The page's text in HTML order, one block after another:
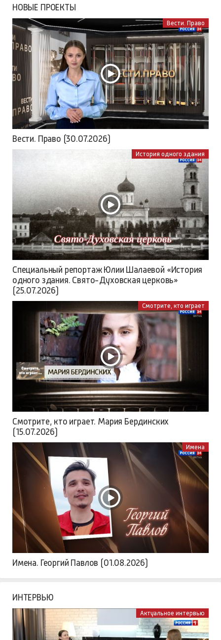
НОВЫЕ ПРОЕКТЫ
Вести. Право
Вести. Право (30.07.2026)
История одного здания
Специальный репортаж Юлии Шалаевой «История
одного здания. Свято-Духовская церковь»
(25.07.2026)
Смотрите, кто играет
Смотрите, кто играет. Мария Бердинских
(15.07.2026)
Имена
Имена. Георгий Павлов (01.08.2026)
ИНТЕРВЬЮ
Актуальное интервью